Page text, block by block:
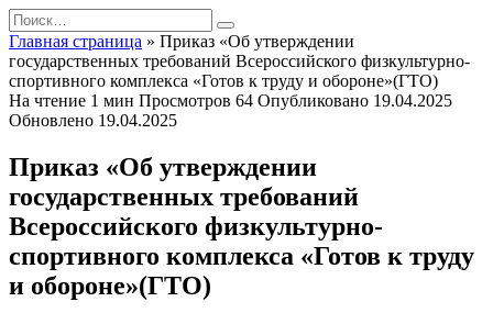
Перейти
к
содержанию
Search
for:
Главная страница » Приказ «Об утверждении
государственных требований Всероссийского физкультурно-
спортивного комплекса «Готов к труду и обороне»(ГТО)
На чтение 1 мин Просмотров 64 Опубликовано 19.04.2025
Обновлено 19.04.2025
Приказ «Об утверждении
государственных требований
Всероссийского физкультурно-
спортивного комплекса «Готов к труду
и обороне»(ГТО)